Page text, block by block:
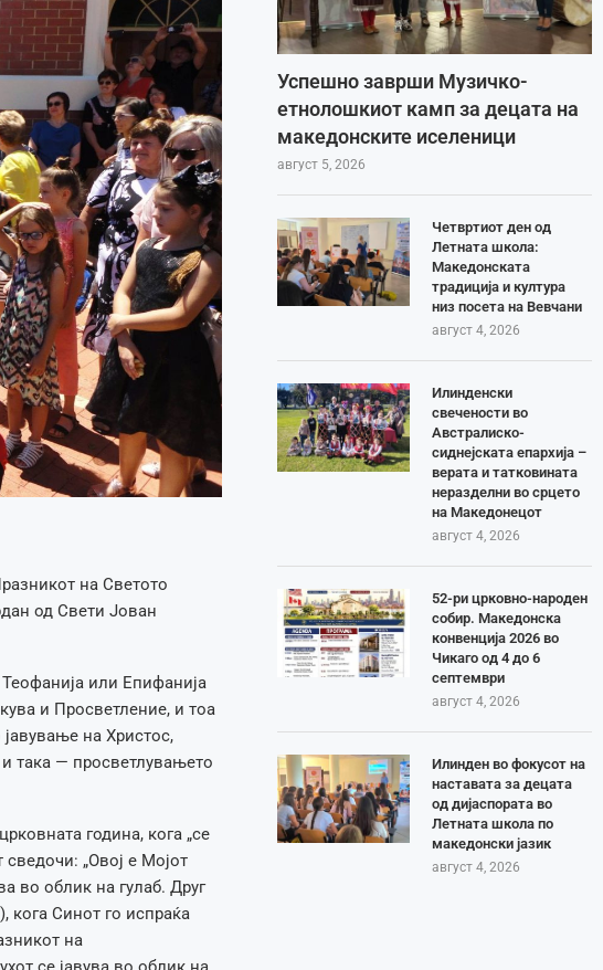
на Светото
од Свети Јован
или Епифанија
и Просветление, и тоа
на Христос,
така — просветлувањето
година, кога „се
„Овој е Мојот
во облик на гулаб. Друг
кога Синот го испраќа
на
Успешно заврши Музичко-
етнолошкиот камп за децата на
македонските иселеници
август 5, 2026
Четвртиот ден од
Летната школа:
Македонската
традиција и култура
низ посета на Вевчани
август 4, 2026
Илинденски
свечености во
Австралиско-
сиднејската епархија –
верата и татковината
неразделни во срцето
на Македонецот
август 4, 2026
52-ри црковно-народен
собир. Македонска
конвенција 2026 во
Чикаго од 4 до 6
септември
август 4, 2026
Илинден во фокусот на
наставата за децата
од дијаспората во
Летната школа по
македонски јазик
август 4, 2026